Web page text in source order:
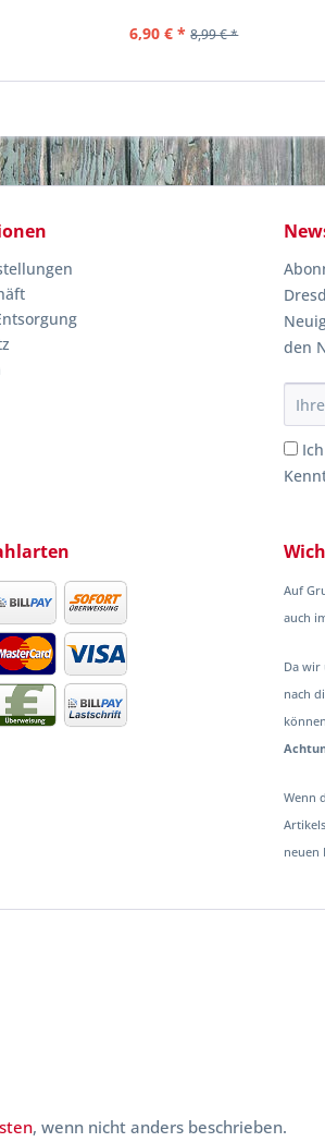
6,90 € * 8,99 € *
den
Auf
auch
Da wir
nach
Wenn
neuen
, wenn nicht anders beschrieben.